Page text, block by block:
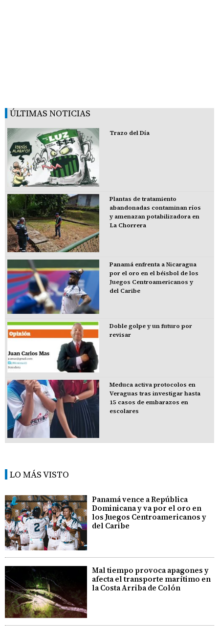
ÚLTIMAS NOTICIAS
Trazo del Día
Plantas de tratamiento
abandonadas contaminan ríos
y amenazan potabilizadora en
La Chorrera
Panamá enfrenta a Nicaragua
por el oro en el béisbol de los
Juegos Centroamericanos y
del Caribe
Doble golpe y un futuro por
revisar
Meduca activa protocolos en
Veraguas tras investigar hasta
15 casos de embarazos en
escolares
LO MÁS VISTO
Panamá vence a República
Dominicana y va por el oro en
los Juegos Centroamericanos y
del Caribe
Mal tiempo provoca apagones y
afecta el transporte marítimo en
la Costa Arriba de Colón